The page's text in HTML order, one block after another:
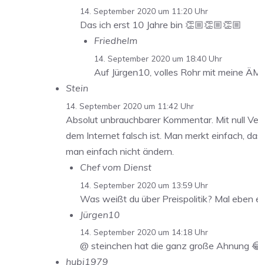
14. September 2020 um 11:20 Uhr
Das ich erst 10 Jahre bin 👏🏼👏🏼👏🏼
Friedhelm
14. September 2020 um 18:40 Uhr
Auf Jürgen10, volles Rohr mit meine
Stein
14. September 2020 um 11:42 Uhr
Absolut unbrauchbarer Kommentar. Mit null
dem Internet falsch ist. Man merkt einfach,
man einfach nicht ändern.
Chef vom Dienst
14. September 2020 um 13:59 Uhr
Was weißt du über Preispolitik? Mal eben
Jürgen10
14. September 2020 um 14:18 Uhr
@ steinchen hat die ganz große
hubi1979